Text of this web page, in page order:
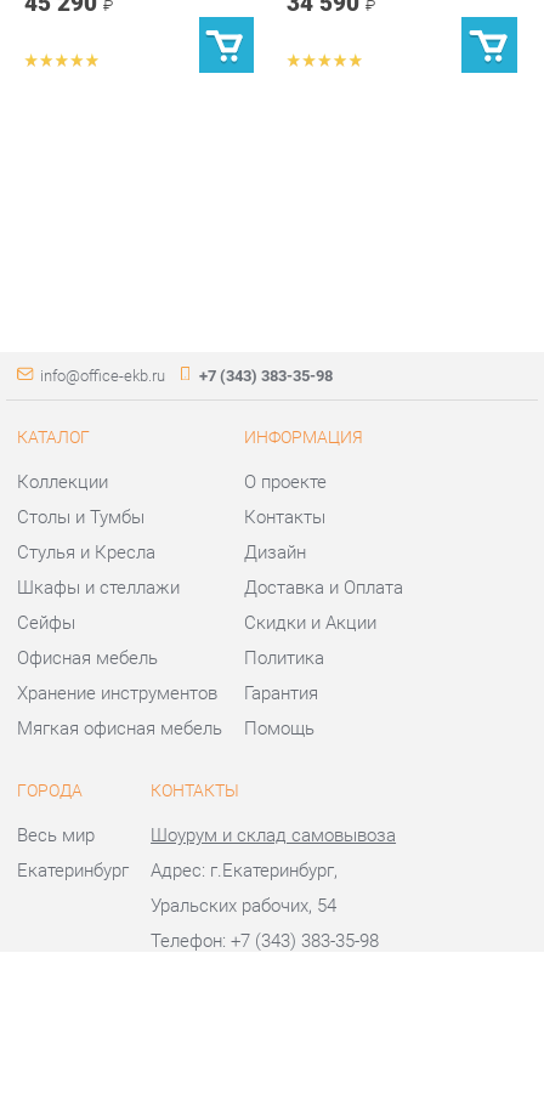
КАТАЛОГ
Стулья и Кресла
Шкафы и стеллажи
Сейфы
Офисная мебель
Хранение инструментов
Мягкая офисная мебель
ИНФОРМАЦИЯ
Дизайн
Доставка и Оплата
Скидки и Акции
Политика
Гарантия
Помощь
Екатеринбург
КОНТАКТЫ
Адрес: г.Екатеринбург,
Уральских рабочих, 54
Телефон: +7 (343) 383-35-98
Часы работы:
10:00 - 20:00 (GMT+5)